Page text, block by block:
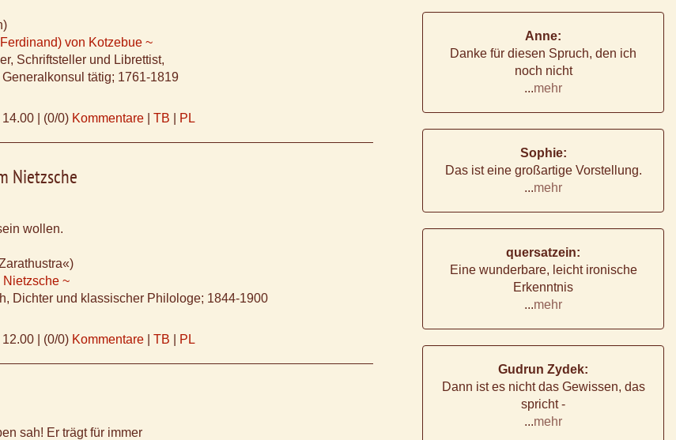
von Kotzebue ~
Schriftsteller und Librettist,
tätig; 1761-1819
(0/0) Kommentare TB PL
Nietzsche
wollen.
~
Dichter und klassischer Philologe; 1844-1900
(0/0) Kommentare TB PL
sah! Er trägt für immer
Anne:
Danke für diesen Spruch, den ich
noch nicht
...mehr
Sophie:
Das ist eine großartige Vorstellung.
...mehr
quersatzein:
Eine wunderbare, leicht ironische
Erkenntnis
...mehr
Gudrun Zydek:
Dann ist es nicht das Gewissen, das
spricht -
...mehr